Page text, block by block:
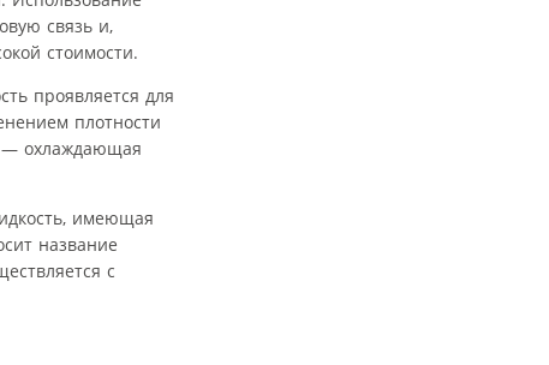
связь и,
стоимости.
проявляется для
плотности
— охлаждающая
имеющая
название
с